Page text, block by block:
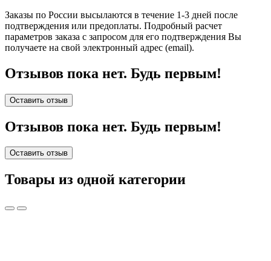
Заказы по России высылаются в течение 1-3 дней после
подтверждения или предоплаты. Подробный расчет
параметров заказа с запросом для его подтверждения Вы
получаете на свой электронный адрес (email).
Отзывов пока нет. Будь первым!
Оставить отзыв
Отзывов пока нет. Будь первым!
Оставить отзыв
Товары из одной категории